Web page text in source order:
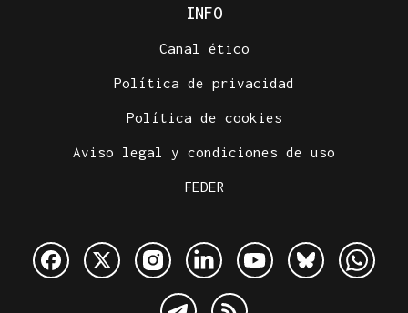
INFO
Canal ético
Política de privacidad
Política de cookies
Aviso legal y condiciones de uso
FEDER